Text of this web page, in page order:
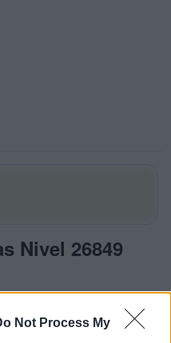
Not Process My
Nivel 26849
es: